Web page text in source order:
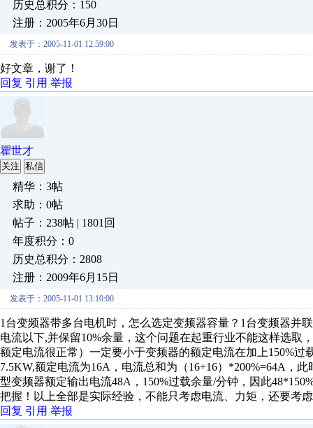
历史总积分：150
注册：2005年6月30日
发表于：2005-11-01 12:59:00
好文章，谢了！
回复 引用 举报
瞿世才
关注 私信
精华：3帖
求助：0帖
帖子：238帖 | 1801回
年度积分：0
历史总积分：2808
注册：2009年6月15日
发表于：2005-11-01 13:10:00
1台变频器带多台电机时，怎么选定变频器容量？1台变频器并
电流以下,并保留10%余量，这个问题在起重行业不能这样选取
额定电流很正常）一定要小于变频器的额定电流在加上150%
7.5KW,额定电流为16A，电流总和为（16+16）*200%=64A，
型变频器额定输出电流48A，150%过载余量/分钟，因此
把握！以上全部是实际经验，不能只考虑电流、力矩，还要考
回复 引用 举报